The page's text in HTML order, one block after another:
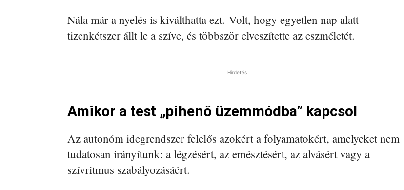
Nála már a nyelés is kiválthatta ezt. Volt, hogy egyetlen nap alatt
tizenkétszer állt le a szíve, és többször elveszítette az eszméletét.
Hirdetés
Amikor a test „pihenő üzemmódba” kapcsol
Az autonóm idegrendszer felelős azokért a folyamatokért, amelyeket nem
tudatosan irányítunk: a légzésért, az emésztésért, az alvásért vagy a
szívritmus szabályozásáért.